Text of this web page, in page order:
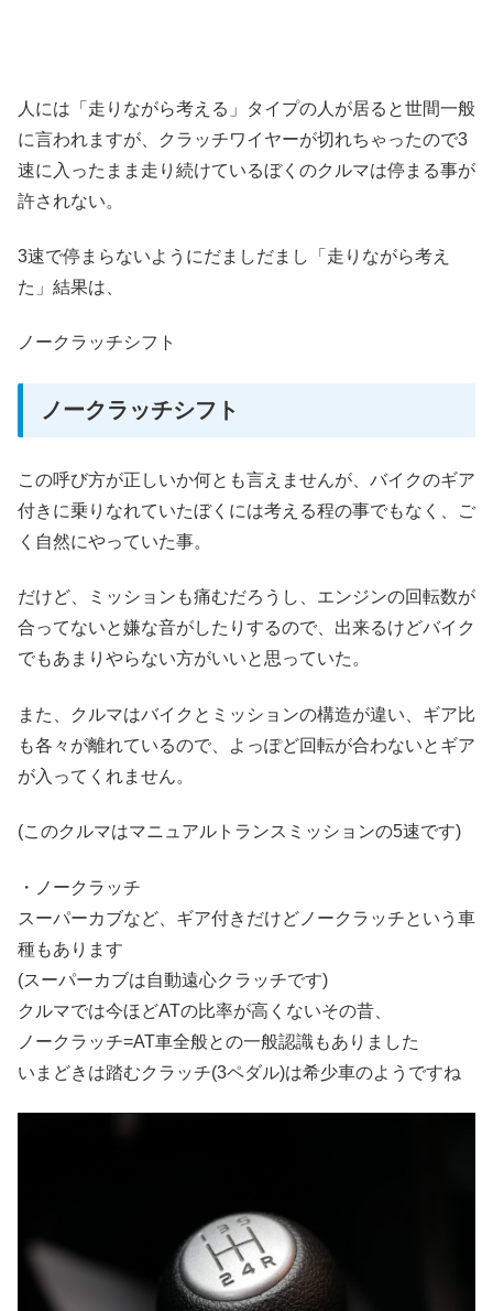
人には「走りながら考える」タイプの人が居ると世間一般
に言われますが、クラッチワイヤーが切れちゃったので3
速に入ったまま走り続けているぼくのクルマは停まる事が
許されない。
3速で停まらないようにだましだまし「走りながら考え
た」結果は、
ノークラッチシフト
ノークラッチシフト
この呼び方が正しいか何とも言えませんが、バイクのギア
付きに乗りなれていたぼくには考える程の事でもなく、ご
く自然にやっていた事。
だけど、ミッションも痛むだろうし、エンジンの回転数が
合ってないと嫌な音がしたりするので、出来るけどバイク
でもあまりやらない方がいいと思っていた。
また、クルマはバイクとミッションの構造が違い、ギア比
も各々が離れているので、よっぽど回転が合わないとギア
が入ってくれません。
(このクルマはマニュアルトランスミッションの5速です)
・ノークラッチ
スーパーカブなど、ギア付きだけどノークラッチという車
種もあります
(スーパーカブは自動遠心クラッチです)
クルマでは今ほどATの比率が高くないその昔、
ノークラッチ=AT車全般との一般認識もありました
いまどきは踏むクラッチ(3ペダル)は希少車のようですね